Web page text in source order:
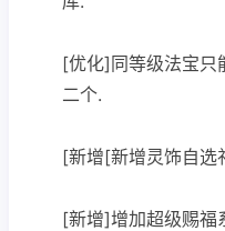
[优化]同等级法宝只
二个.
[新增[新增灵饰自选
[新增]增加超级赐福